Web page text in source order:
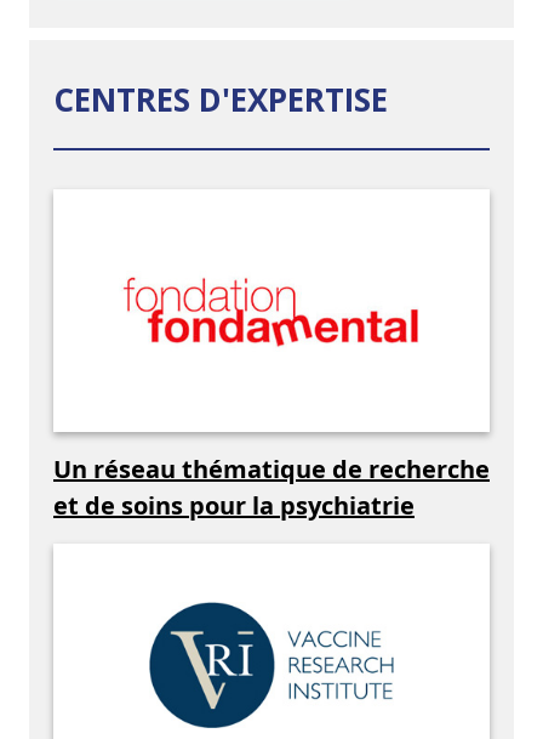
CENTRES D'EXPERTISE
Un réseau thématique de recherche
et de soins pour la psychiatrie